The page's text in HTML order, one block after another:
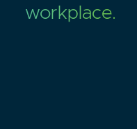
workplace.